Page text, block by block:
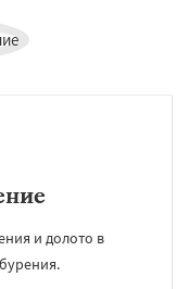
и долото в